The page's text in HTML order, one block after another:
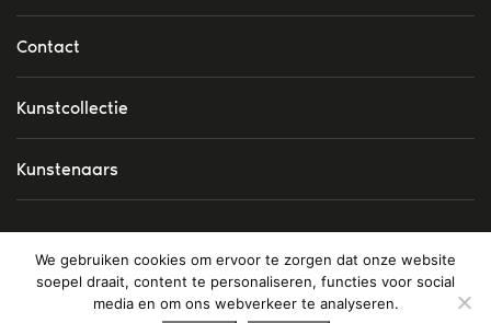
Contact
Kunstcollectie
Kunstenaars
© Copyright 2026 Op Zoek Naar Kunst |
Algemene
voorwaarden|Privacy verklaring
We gebruiken cookies om ervoor te zorgen dat onze website
soepel draait, content te personaliseren, functies voor social
media en om ons webverkeer te analyseren.